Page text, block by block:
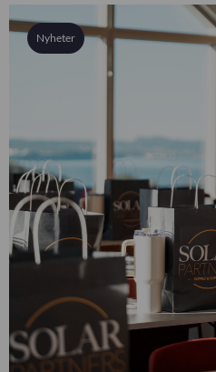
Nyheter